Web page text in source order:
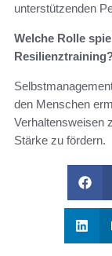
unterstützenden
Welche Rolle
den Menschen
Verhaltensweisen
Stärke zu fördern.